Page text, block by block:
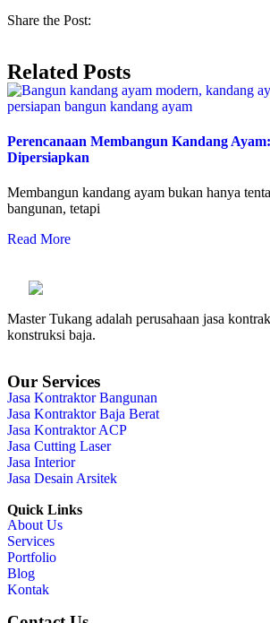
Share the Post:
Related Posts
Perencanaan Membangun Kandang
Dipersiapkan
Membangun kandang ayam bukan hanya
bangunan, tetapi
Read More
Master Tukang adalah perusahaan jasa
konstruksi baja.
Our Services
Jasa Kontraktor Bangunan
Jasa Kontraktor Baja Berat
Jasa Kontraktor ACP
Jasa Cutting Laser
Jasa Interior
Jasa Desain Arsitek
Quick Links
About Us
Services
Portfolio
Blog
Kontak